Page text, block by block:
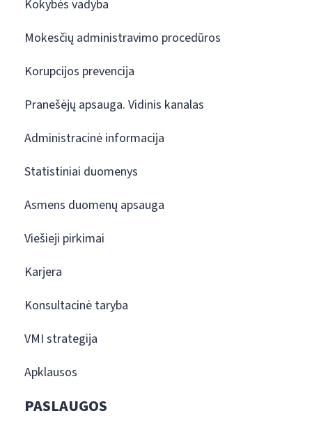
Kokybės vadyba
Mokesčių administravimo procedūros
Korupcijos prevencija
Pranešėjų apsauga. Vidinis kanalas
Administracinė informacija
Statistiniai duomenys
Asmens duomenų apsauga
Viešieji pirkimai
Karjera
Konsultacinė taryba
VMI strategija
Apklausos
PASLAUGOS